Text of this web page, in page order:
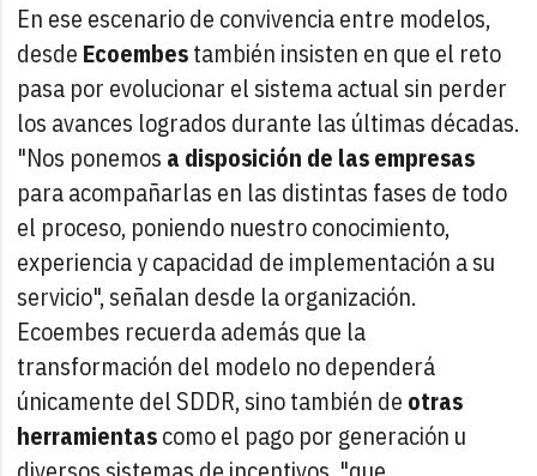
En ese escenario de convivencia entre modelos,
desde Ecoembestambién insisten en que el reto
pasa por evolucionar el sistema actual sin perder
los avances logrados durante las últimas décadas.
"Nos ponemos a disposición de las empresas
para acompañarlas en las distintas fases de todo
el proceso, poniendo nuestro conocimiento,
experiencia y capacidad de implementación a su
servicio", señalan desde la organización.
Ecoembes recuerda además que la
transformación del modelo no dependerá
únicamente del SDDR, sino también de otras
herramientascomo el pago por generación u